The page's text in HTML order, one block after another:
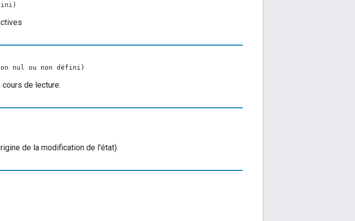
nul ou non défini)
de lecture.
de la modification de l'état).